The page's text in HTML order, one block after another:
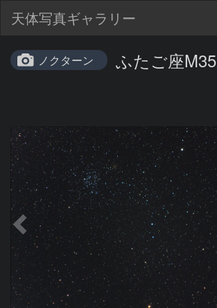
天体写真ギャラリー
ノクターン ふたご座M35